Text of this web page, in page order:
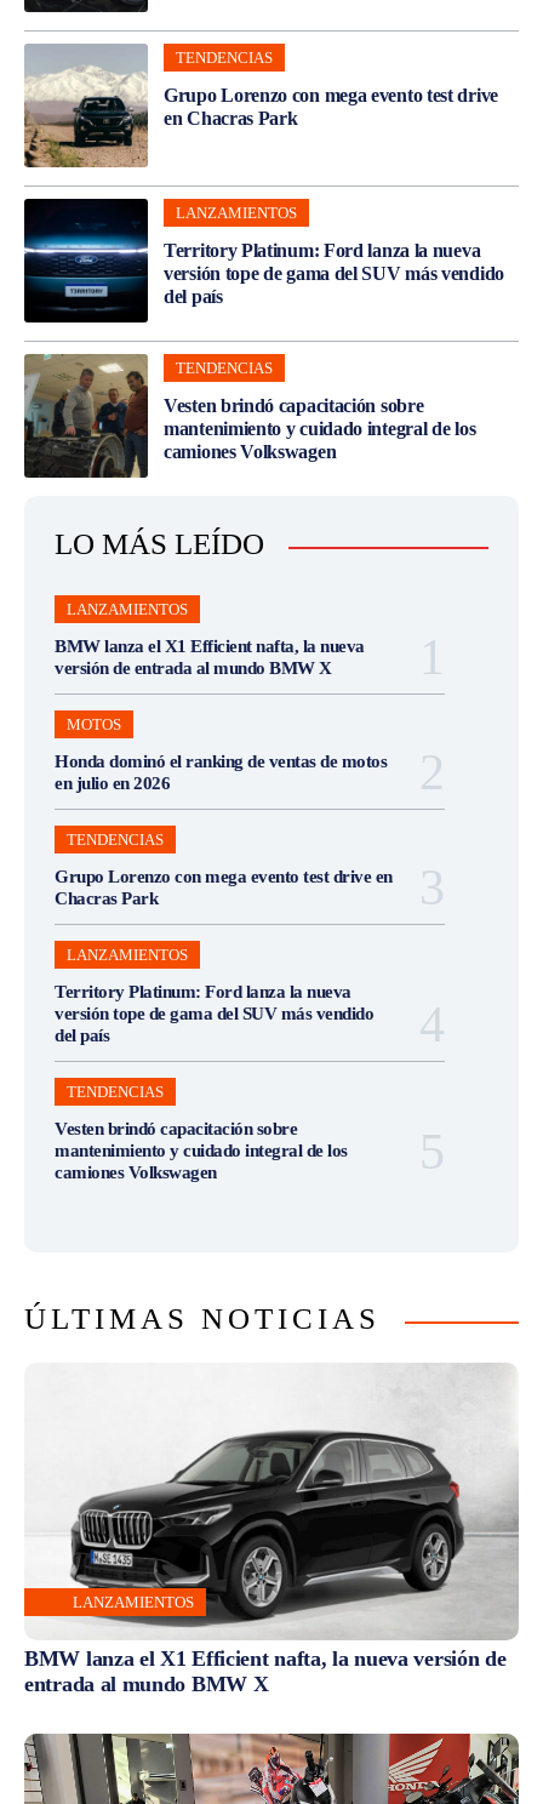
TENDENCIAS
Grupo Lorenzo con mega evento test drive
en Chacras Park
LANZAMIENTOS
Territory Platinum: Ford lanza la nueva
versión tope de gama del SUV más vendido
del país
TENDENCIAS
Vesten brindó capacitación sobre
mantenimiento y cuidado integral de los
camiones Volkswagen
LO MÁS LEÍDO
LANZAMIENTOS
BMW lanza el X1 Efficient nafta, la nueva
versión de entrada al mundo BMW X
MOTOS
Honda dominó el ranking de ventas de motos
en julio en 2026
TENDENCIAS
Grupo Lorenzo con mega evento test drive en
Chacras Park
LANZAMIENTOS
Territory Platinum: Ford lanza la nueva
versión tope de gama del SUV más vendido
del país
TENDENCIAS
Vesten brindó capacitación sobre
mantenimiento y cuidado integral de los
camiones Volkswagen
ÚLTIMAS NOTICIAS
LANZAMIENTOS
BMW lanza el X1 Efficient nafta, la nueva versión de
entrada al mundo BMW X